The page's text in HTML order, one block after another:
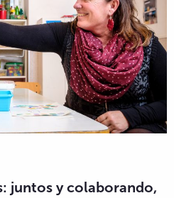
juntos y colaborando,